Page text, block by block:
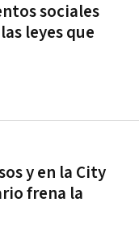
sociales
leyes que
y en la City
frena la